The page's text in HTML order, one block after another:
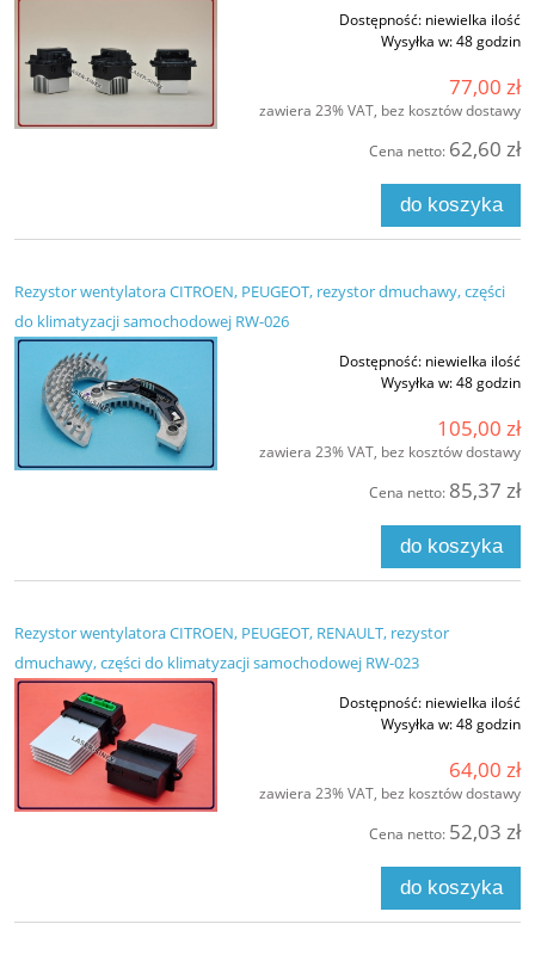
Dostępność: niewielka ilość
Wysyłka w:48 godzin
77,00 zł
zawiera 23% VAT, bez kosztów dostawy
Cena netto: 62,60 zł
do koszyka
Rezystor wentylatora CITROEN, PEUGEOT, rezystor dmuchawy, części
do klimatyzacji samochodowej RW-026
Dostępność: niewielka ilość
Wysyłka w:48 godzin
105,00 zł
zawiera 23% VAT, bez kosztów dostawy
Cena netto: 85,37 zł
do koszyka
Rezystor wentylatora CITROEN, PEUGEOT, RENAULT, rezystor
dmuchawy, części do klimatyzacji samochodowej RW-023
Dostępność: niewielka ilość
Wysyłka w:48 godzin
64,00 zł
zawiera 23% VAT, bez kosztów dostawy
Cena netto: 52,03 zł
do koszyka